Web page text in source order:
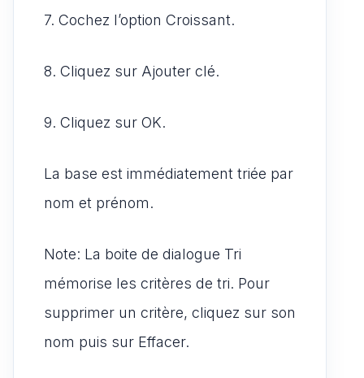
7. Cochez l’option Croissant.
8. Cliquez sur Ajouter clé.
9. Cliquez sur OK.
La base est immédiatement triée par
nom et prénom.
Note: La boite de dialogue Tri
mémorise les critères de tri. Pour
supprimer un critère, cliquez sur son
nom puis sur Effacer.